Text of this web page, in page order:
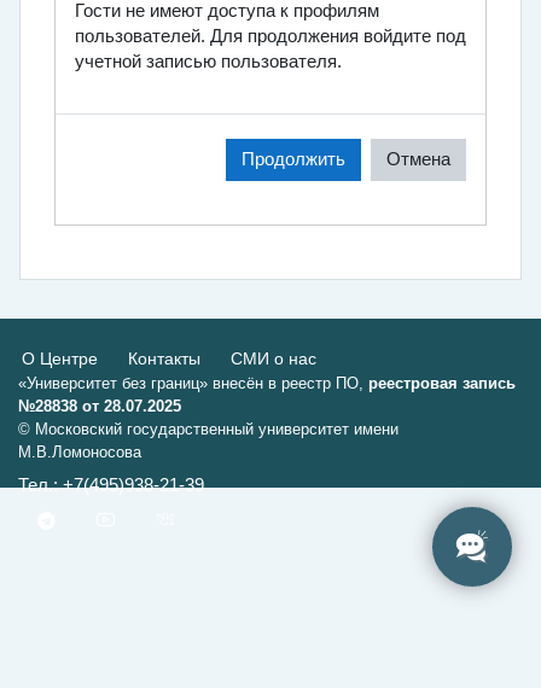
Гости не имеют доступа к профилям
пользователей. Для продолжения войдите под
учетной записью пользователя.
Продолжить Отмена
О Центре Контакты СМИ о нас
«Университет без границ» внесён в реестр ПО, реестровая запись
№28838 от 28.07.2025
© Московский государственный университет имени
М.В.Ломоносова
Тел.: +7(495)938-21-39